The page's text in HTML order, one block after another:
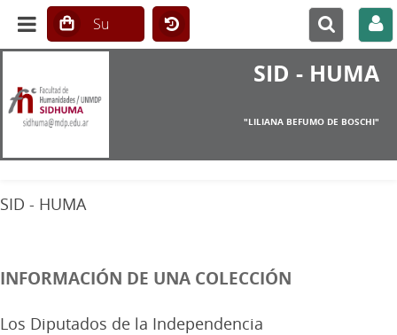
SID - HUMA
"LILIANA BEFUMO DE BOSCHI"
SID - HUMA
INFORMACIÓN DE UNA COLECCIÓN
Los Diputados de la Independencia